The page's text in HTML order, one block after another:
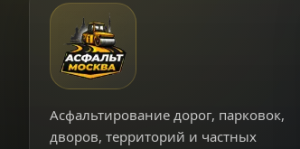
Асфальтирование дорог, парковок,
дворов, территорий и частных